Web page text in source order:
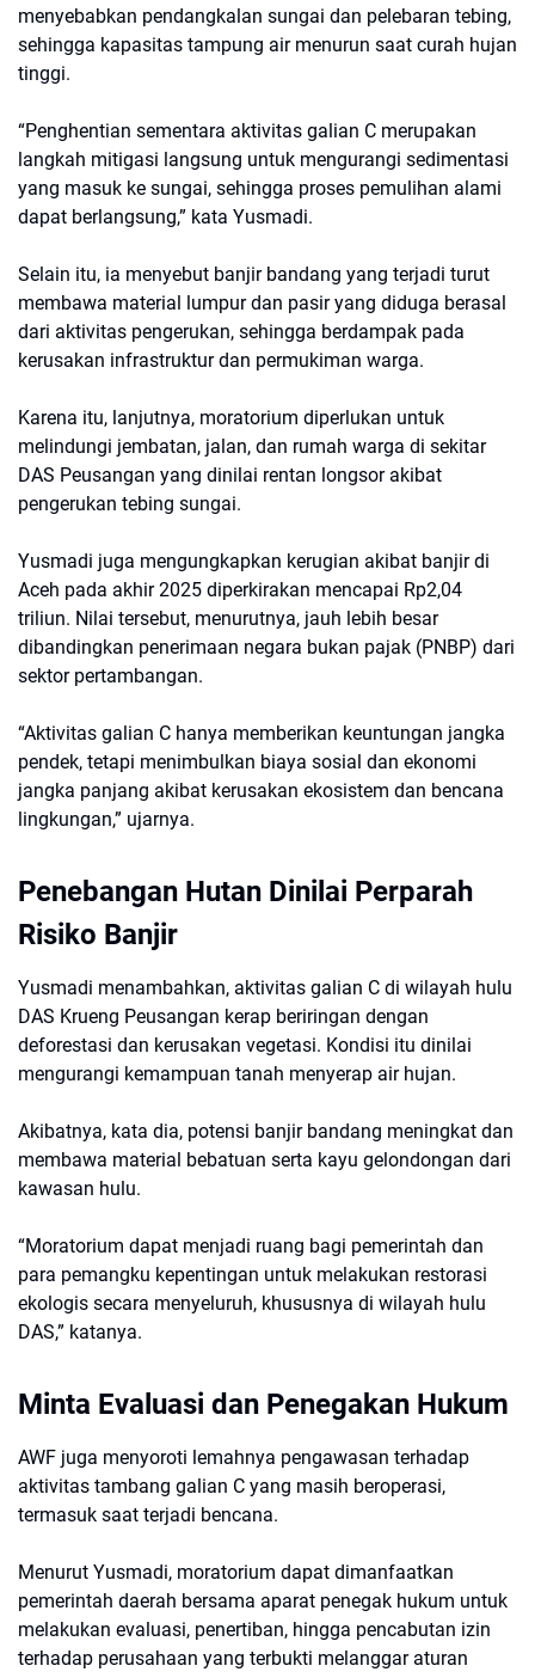
menyebabkan pendangkalan sungai dan pelebaran tebing,
sehingga kapasitas tampung air menurun saat curah hujan
tinggi.
“Penghentian sementara aktivitas galian C merupakan
langkah mitigasi langsung untuk mengurangi sedimentasi
yang masuk ke sungai, sehingga proses pemulihan alami
dapat berlangsung,” kata Yusmadi.
Selain itu, ia menyebut banjir bandang yang terjadi turut
membawa material lumpur dan pasir yang diduga berasal
dari aktivitas pengerukan, sehingga berdampak pada
kerusakan infrastruktur dan permukiman warga.
Karena itu, lanjutnya, moratorium diperlukan untuk
melindungi jembatan, jalan, dan rumah warga di sekitar
DAS Peusangan yang dinilai rentan longsor akibat
pengerukan tebing sungai.
Yusmadi juga mengungkapkan kerugian akibat banjir di
Aceh pada akhir 2025 diperkirakan mencapai Rp2,04
triliun. Nilai tersebut, menurutnya, jauh lebih besar
dibandingkan penerimaan negara bukan pajak (PNBP) dari
sektor pertambangan.
“Aktivitas galian C hanya memberikan keuntungan jangka
pendek, tetapi menimbulkan biaya sosial dan ekonomi
jangka panjang akibat kerusakan ekosistem dan bencana
lingkungan,” ujarnya.
Penebangan Hutan Dinilai Perparah
Risiko Banjir
Yusmadi menambahkan, aktivitas galian C di wilayah hulu
DAS Krueng Peusangan kerap beriringan dengan
deforestasi dan kerusakan vegetasi. Kondisi itu dinilai
mengurangi kemampuan tanah menyerap air hujan.
Akibatnya, kata dia, potensi banjir bandang meningkat dan
membawa material bebatuan serta kayu gelondongan dari
kawasan hulu.
“Moratorium dapat menjadi ruang bagi pemerintah dan
para pemangku kepentingan untuk melakukan restorasi
ekologis secara menyeluruh, khususnya di wilayah hulu
DAS,” katanya.
Minta Evaluasi dan Penegakan Hukum
AWF juga menyoroti lemahnya pengawasan terhadap
aktivitas tambang galian C yang masih beroperasi,
termasuk saat terjadi bencana.
Menurut Yusmadi, moratorium dapat dimanfaatkan
pemerintah daerah bersama aparat penegak hukum untuk
melakukan evaluasi, penertiban, hingga pencabutan izin
terhadap perusahaan yang terbukti melanggar aturan